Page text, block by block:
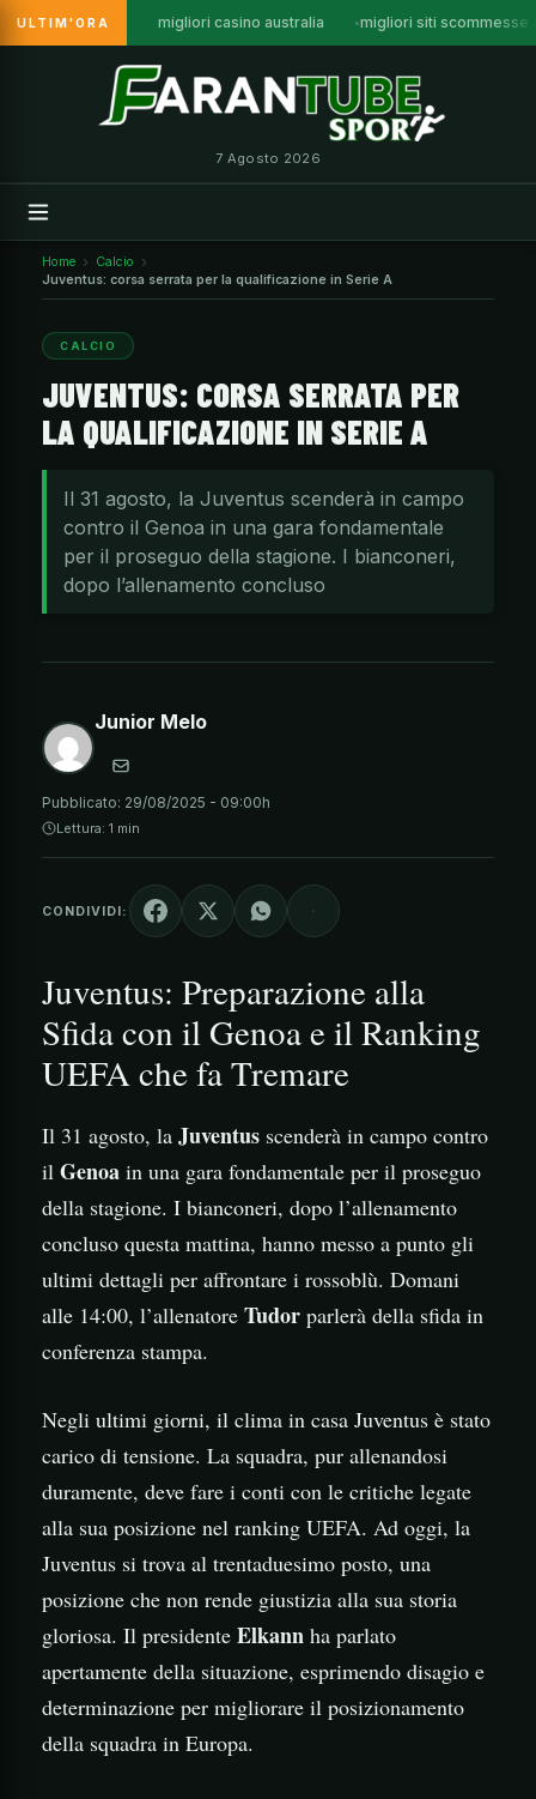
ULTIM'ORA migliori casino australia migliori siti scommesse
7 Agosto 2026
Home
Calcio
Juventus: corsa serrata per la qualificazione in Serie A
CALCIO
JUVENTUS: CORSA SERRATA PER
LA QUALIFICAZIONE IN SERIE A
Il 31 agosto, la Juventus scenderà in campo
contro il Genoa in una gara fondamentale
per il proseguo della stagione. I bianconeri,
dopo l’allenamento concluso
Junior Melo
Pubblicato: 29/08/2025 - 09:00h
Lettura: 1 min
CONDIVIDI:
Juventus: Preparazione alla
Sfida con il Genoa e il Ranking
UEFA che fa Tremare
Il 31 agosto, la Juventus scenderà in campo contro
il Genoa in una gara fondamentale per il proseguo
della stagione. I bianconeri, dopo l’allenamento
concluso questa mattina, hanno messo a punto gli
ultimi dettagli per affrontare i rossoblù. Domani
alle 14:00, l’allenatore Tudor parlerà della sfida in
conferenza stampa.
Negli ultimi giorni, il clima in casa Juventus è stato
carico di tensione. La squadra, pur allenandosi
duramente, deve fare i conti con le critiche legate
alla sua posizione nel ranking UEFA. Ad oggi, la
Juventus si trova al trentaduesimo posto, una
posizione che non rende giustizia alla sua storia
gloriosa. Il presidente Elkann ha parlato
apertamente della situazione, esprimendo disagio e
determinazione per migliorare il posizionamento
della squadra in Europa.